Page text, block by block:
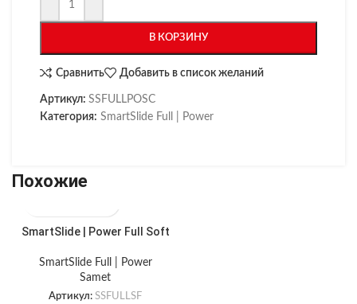
В КОРЗИНУ
Сравнить Добавить в список желаний
Артикул: SSFULLPOSC
Категория: SmartSlide Full | Power
Похожие
SmartSlide | Power Full Soft
SmartSlide Full | Power
Samet
Артикул: SSFULLSF